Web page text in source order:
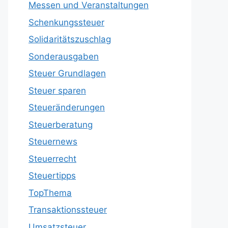
Messen und Veranstaltungen
Schenkungssteuer
Solidaritätszuschlag
Sonderausgaben
Steuer Grundlagen
Steuer sparen
Steueränderungen
Steuerberatung
Steuernews
Steuerrecht
Steuertipps
TopThema
Transaktionssteuer